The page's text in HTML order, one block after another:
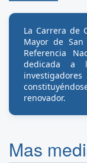
La Carrera de
Mayor de
Referencia
dedicada a
renovador.
Mas